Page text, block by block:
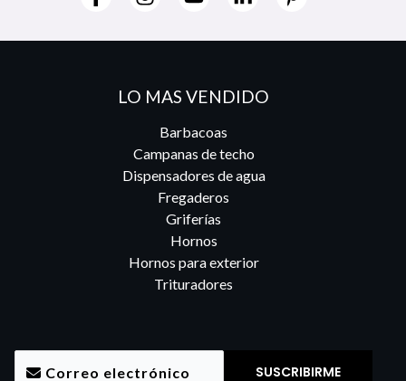
LO MAS VENDIDO
Barbacoas
Campanas de techo
Dispensadores de agua
Fregaderos
Griferías
Hornos
Hornos para exterior
Trituradores